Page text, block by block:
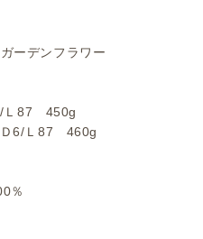
ーデンフラワー
Ｌ87 450g
Ｄ6/Ｌ87 460g
％